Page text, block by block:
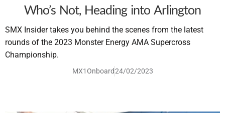
Who’s Not, Heading into Arlington
SMX Insider takes you behind the scenes from the latest
rounds of the 2023 Monster Energy AMA Supercross
Championship.
MX1Onboard24/02/2023